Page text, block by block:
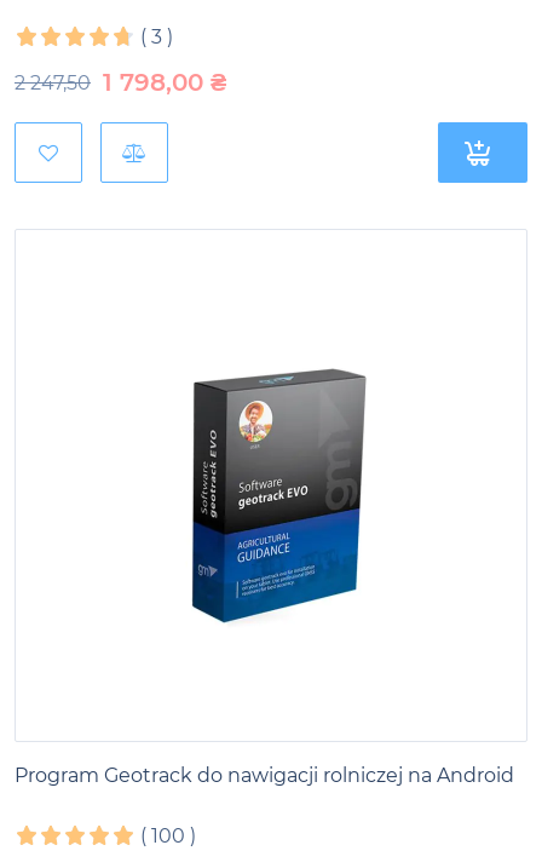
( 3 )
2 247,50 1 798,00 ₴
Program Geotrack do nawigacji rolniczej na Android
( 100 )